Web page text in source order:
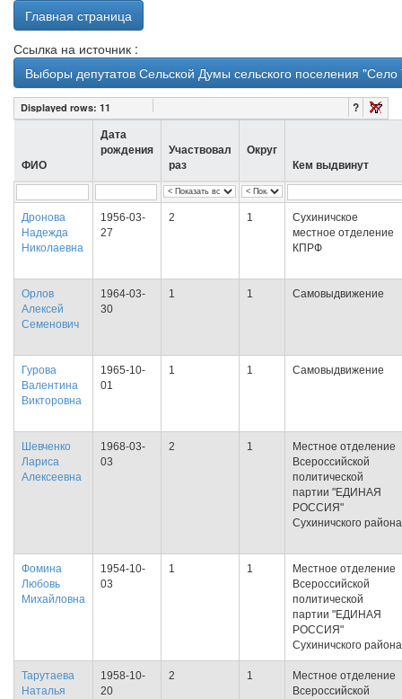
Главная страница
Ссылка на источник :
Выборы депутатов Сельской Думы сельского поселения
Displayed rows: 11 ?
ФИО
Дата
рождения
Участвовал
раз
Округ
Кем выдвинут
Дронова
Надежда
Николаевна
1956-03-
27
2 1
Сухиничское
местное отделение
КПРФ
Орлов
Алексей
Семенович
1964-03-
30
1 1 Самовыдвижение
Гурова
Валентина
Викторовна
1965-10-
01
1 1 Самовыдвижение
Шевченко
Лариса
Алексеевна
1968-03-
03
2 1
Местное отделение
Всероссийской
политической
партии "ЕДИНАЯ
РОССИЯ"
Сухиничского района
Фомина
Любовь
Михайловна
1954-10-
03
1 1
Местное отделение
Всероссийской
политической
партии "ЕДИНАЯ
РОССИЯ"
Сухиничского района
Тарутаева
Наталья
1958-10-
20
2 1
Местное отделение
Всероссийской